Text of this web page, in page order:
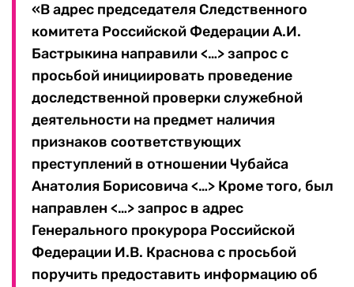
«В адрес председателя Следственного
комитета Российской Федерации А.И.
Бастрыкина направили <…> запрос с
просьбой инициировать проведение
доследственной проверки служебной
деятельности на предмет наличия
признаков соответствующих
преступлений в отношении Чубайса
Анатолия Борисовича <…> Кроме того, был
направлен <…> запрос в адрес
Генерального прокурора Российской
Федерации И.В. Краснова с просьбой
поручить предоставить информацию об